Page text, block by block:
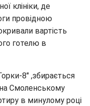
клініки, де
провідною
вартість
готелю в
8" ,збирається
Смоленському
в минулому році